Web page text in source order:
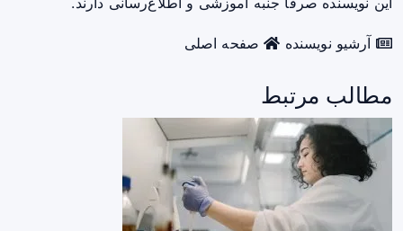
آرشیو نویسنده صفحه اصلی
مطالب مرتبط